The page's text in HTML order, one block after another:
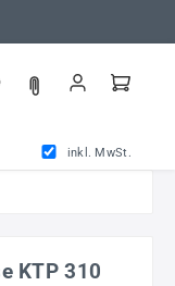
inkl. MwSt.
KTP 310